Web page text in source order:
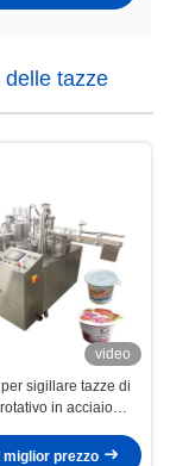
delle tazze
video
sigillare tazze di
in acciaio
Velocità
miglior prezzo